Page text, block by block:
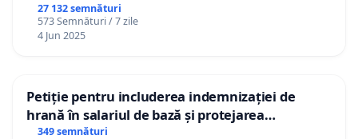
27 132 semnături
573 Semnături / 7 zile
4 Jun 2025
Petiție pentru includerea indemnizației de
hrană în salariul de bază și protejarea
gradațiilor de vechime pentru asistenții
349 semnături